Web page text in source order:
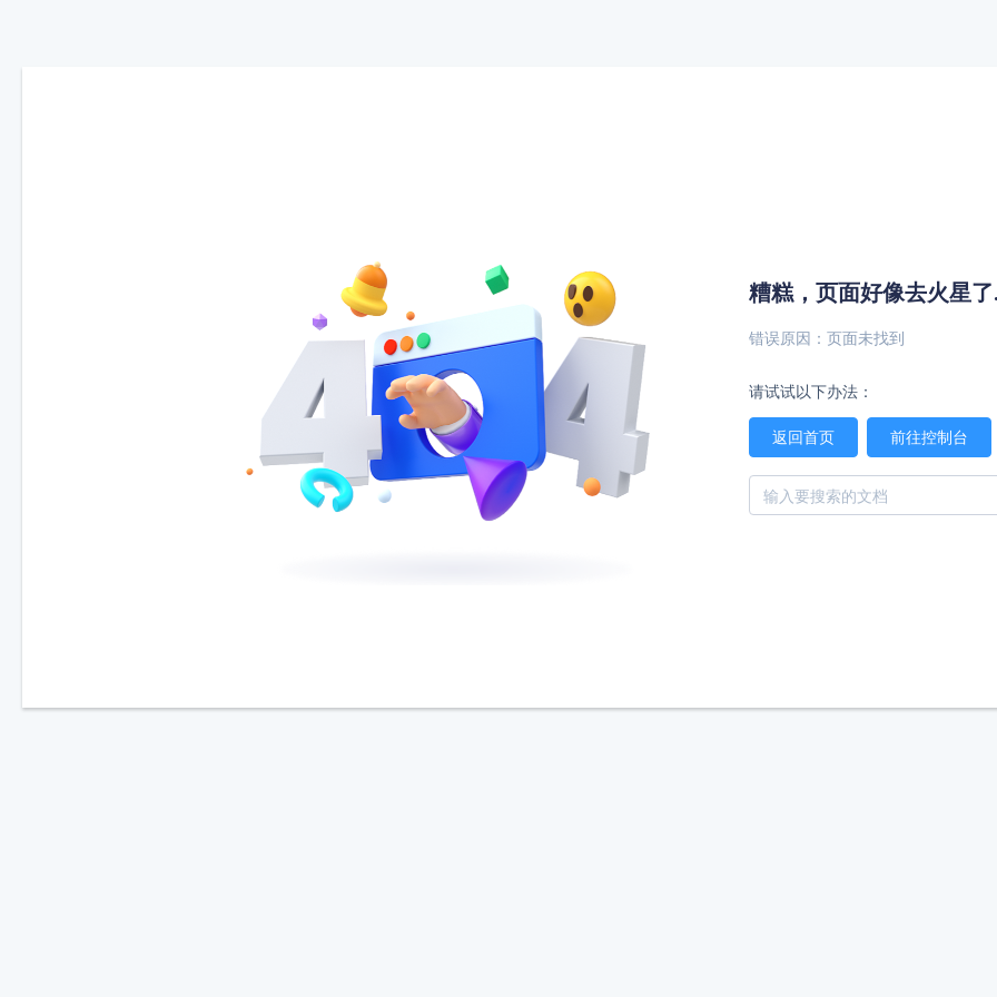
糟糕，页面好像去火星了
错误原因：页面未找到
请试试以下办法：
返回首页 前往控制台